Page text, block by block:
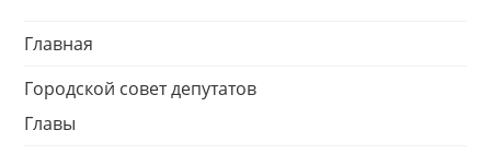
Главная
Городской совет депутатов
Главы